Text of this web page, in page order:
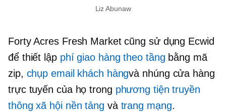
Liz Abunaw
Forty Acres Fresh Market cũng sử dụng Ecwid
để thiết lập phí giao hàng theo tầng bằng mã
zip, chụp email khách hàngvà nhúng cửa hàng
trực tuyến của họ trong phương tiện truyền
thông xã hội nền tảng và trang mạng.